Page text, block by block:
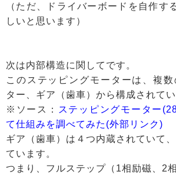
（ただ、ドライバーボードを自作す
しいと思います）
次は内部構造に関してです。
このステッピングモーターは、複
ター、ギア（歯車）から構成されてい
※ソース：
ステッピングモーター
て仕組みを調べてみた(外部リンク)
ギア（歯車）は４つ内蔵されていて
ています。
つまり、フルステップ（1相励磁、2